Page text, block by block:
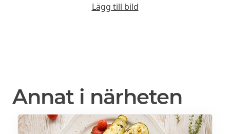
Lägg till bild
Annat i närheten